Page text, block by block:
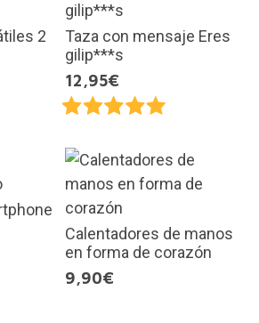
2
Taza con mensaje Eres
gilip***s
12,95€
Calentadores de manos
en forma de corazón
9,90€